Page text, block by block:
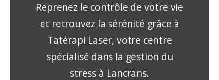
Reprenez le contrôle de votre vie
et retrouvez la sérénité grâce à
Tatérapi Laser, votre centre
spécialisé dans la gestion du
stress à Lancrans.